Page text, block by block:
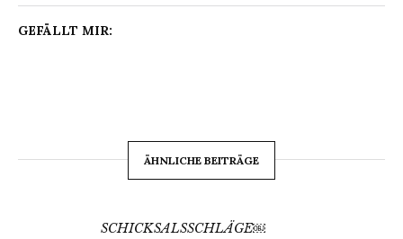
GEFÄLLT MIR:
ÄHNLICHE BEITRÄGE
SCHICKSALSSCHLÄGE￼